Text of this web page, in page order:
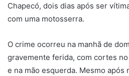
Chapecó, dois dias após ser
com uma motosserra.
O crime ocorreu na manhã de
gravemente ferida, com cortes
e na mão esquerda. Mesmo